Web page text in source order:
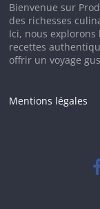
Bienvenue sur
des richesses
Ici, nous
recettes
offrir un voyage
Mentions légales